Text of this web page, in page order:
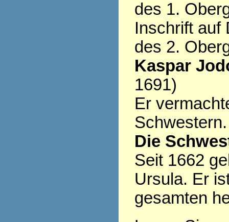
des 1.
Inschrift auf
des 2.
Kaspar
1691)
Er
Schwestern.
Die
Seit 1662
Ursula. Er
gesamten